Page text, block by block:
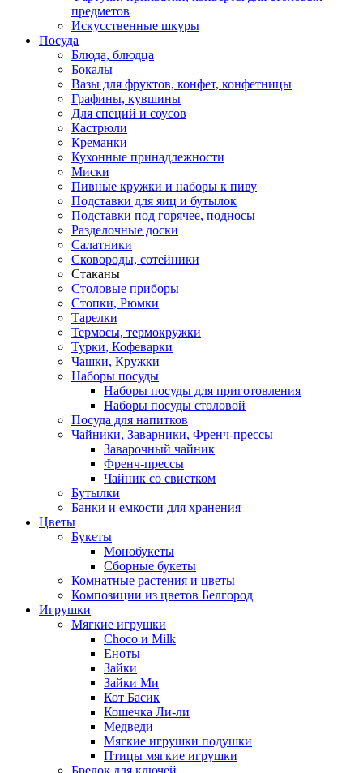
предметов
Искусственные шкуры
Посуда
Блюда, блюдца
Бокалы
Вазы для фруктов, конфет, конфетницы
Графины, кувшины
Для специй и соусов
Кастрюли
Креманки
Кухонные принадлежности
Миски
Пивные кружки и наборы к пиву
Подставки для яиц и бутылок
Подставки под горячее, подносы
Разделочные доски
Салатники
Сковороды, сотейники
Стаканы
Столовые приборы
Стопки, Рюмки
Тарелки
Термосы, термокружки
Турки, Кофеварки
Чашки, Кружки
Наборы посуды
Наборы посуды для приготовления
Наборы посуды столовой
Посуда для напитков
Чайники, Заварники, Френч-прессы
Заварочный чайник
Френч-прессы
Чайник со свистком
Бутылки
Банки и емкости для хранения
Цветы
Букеты
Монобукеты
Сборные букеты
Комнатные растения и цветы
Композиции из цветов Белгород
Игрушки
Мягкие игрушки
Choco и Milk
Еноты
Зайки
Зайки Ми
Кот Басик
Кошечка Ли-ли
Медведи
Мягкие игрушки подушки
Птицы мягкие игрушки
Брелок для ключей